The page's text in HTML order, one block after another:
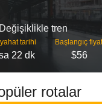
tren
tarihi
22 dk
Başlangıç
$56
rotalar